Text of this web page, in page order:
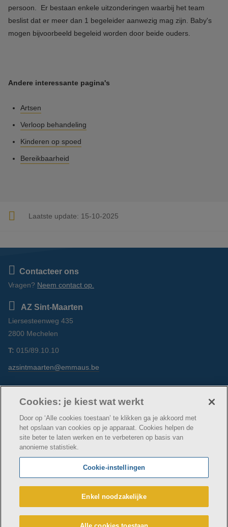
persoon. Er bestaan enkele uitzonderingen waarbij het team
beslist dat er meer dan 1 begeleider aanwezig mag zijn. Baby's
mogen bijvoorbeeld begeleid worden door beide ouders.
Andere interessante pagina's
Artsen
Verloop behandeling
Kinderen op spoed
Bereikbaarheid
Laatste update: 15-10-2025
Contacteer ons
Vragen? Neem contact op.
AZ Sint-Maarten
Liersesteenweg 435
2800 Mechelen
T: 015/89.10.10
azsintmaarten@emmaus.be
sint-maarten/
© AZ Sint-Maarten
Cookie verklaring
Privacybeleid
Webtoegankelijkheidsverklaring
AZ Sint-Maarten maakt deel uit van
Maatschappelijke zetel Edgard Tinellaan 1c, 2800
BE 0411 515 075, RPR Antwerpen (Mechelen)
Cookies: je kiest wat werkt
Door op ‘Alle cookies toestaan’ te klikken ga je akkoord met
het opslaan van cookies op je apparaat. Cookies helpen de
site beter te laten werken en te verbeteren op basis van
anonieme statistiek.
Cookie-instellingen
Enkel noodzakelijke